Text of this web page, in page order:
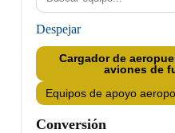
Despejar
Cargador de
aviones de
Equipos de apoyo
Conversión